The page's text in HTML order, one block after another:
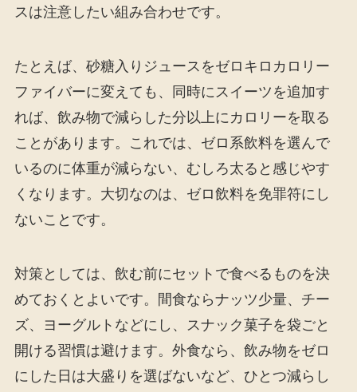
スは注意したい組み合わせです。
たとえば、砂糖入りジュースをゼロキロカロリー
ファイバーに変えても、同時にスイーツを追加す
れば、飲み物で減らした分以上にカロリーを取る
ことがあります。これでは、ゼロ系飲料を選んで
いるのに体重が減らない、むしろ太ると感じやす
くなります。大切なのは、ゼロ飲料を免罪符にし
ないことです。
対策としては、飲む前にセットで食べるものを決
めておくとよいです。間食ならナッツ少量、チー
ズ、ヨーグルトなどにし、スナック菓子を袋ごと
開ける習慣は避けます。外食なら、飲み物をゼロ
にした日は大盛りを選ばないなど、ひとつ減らし